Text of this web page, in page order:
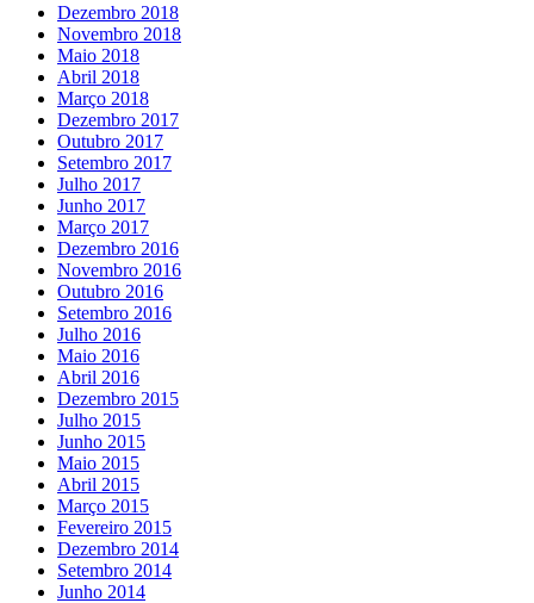
Dezembro 2018
Novembro 2018
Maio 2018
Abril 2018
Março 2018
Dezembro 2017
Outubro 2017
Setembro 2017
Julho 2017
Junho 2017
Março 2017
Dezembro 2016
Novembro 2016
Outubro 2016
Setembro 2016
Julho 2016
Maio 2016
Abril 2016
Dezembro 2015
Julho 2015
Junho 2015
Maio 2015
Abril 2015
Março 2015
Fevereiro 2015
Dezembro 2014
Setembro 2014
Junho 2014